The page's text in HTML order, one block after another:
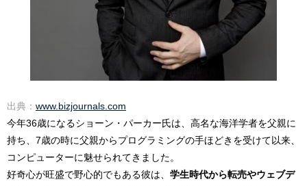
出典： www.bizjournals.com
今年36歳になるショーン・パーカー氏は、高名な海洋学者を父親に
持ち、7歳の時に父親からプログラミングの手ほどきを受けて以来、
コンピューターに魅せられてきました。
好奇心が旺盛で野心的でもある彼は、 学生時代から転売やウェブデ